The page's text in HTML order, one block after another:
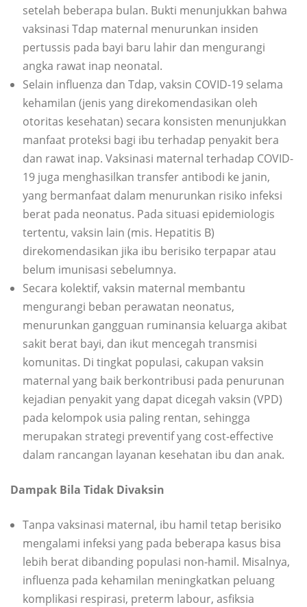
setelah beberapa bulan. Bukti menunjukkan bahwa
vaksinasi Tdap maternal menurunkan insiden
pertussis pada bayi baru lahir dan mengurangi
angka rawat inap neonatal.
Selain influenza dan Tdap, vaksin COVID-19 selama
kehamilan (jenis yang direkomendasikan oleh
otoritas kesehatan) secara konsisten menunjukkan
manfaat proteksi bagi ibu terhadap penyakit bera
dan rawat inap. Vaksinasi maternal terhadap COVID-
19 juga menghasilkan transfer antibodi ke janin,
yang bermanfaat dalam menurunkan risiko infeksi
berat pada neonatus. Pada situasi epidemiologis
tertentu, vaksin lain (mis. Hepatitis B)
direkomendasikan jika ibu berisiko terpapar atau
belum imunisasi sebelumnya.
Secara kolektif, vaksin maternal membantu
mengurangi beban perawatan neonatus,
menurunkan gangguan ruminansia keluarga akibat
sakit berat bayi, dan ikut mencegah transmisi
komunitas. Di tingkat populasi, cakupan vaksin
maternal yang baik berkontribusi pada penurunan
kejadian penyakit yang dapat dicegah vaksin (VPD)
pada kelompok usia paling rentan, sehingga
merupakan strategi preventif yang cost-effective
dalam rancangan layanan kesehatan ibu dan anak.
Dampak Bila Tidak Divaksin
Tanpa vaksinasi maternal, ibu hamil tetap berisiko
mengalami infeksi yang pada beberapa kasus bisa
lebih berat dibanding populasi non-hamil. Misalnya,
influenza pada kehamilan meningkatkan peluang
komplikasi respirasi, preterm labour, asfiksia